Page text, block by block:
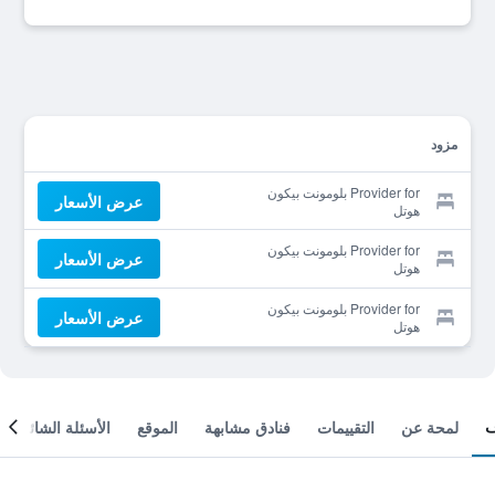
مزود
Provider for بلومونت بيكون
هوتل
عرض الأسعار
Provider for بلومونت بيكون
هوتل
عرض الأسعار
Provider for بلومونت بيكون
هوتل
عرض الأسعار
لمحة عن التقييمات فنادق مشابهة الموقع الأسئلة الشائعة